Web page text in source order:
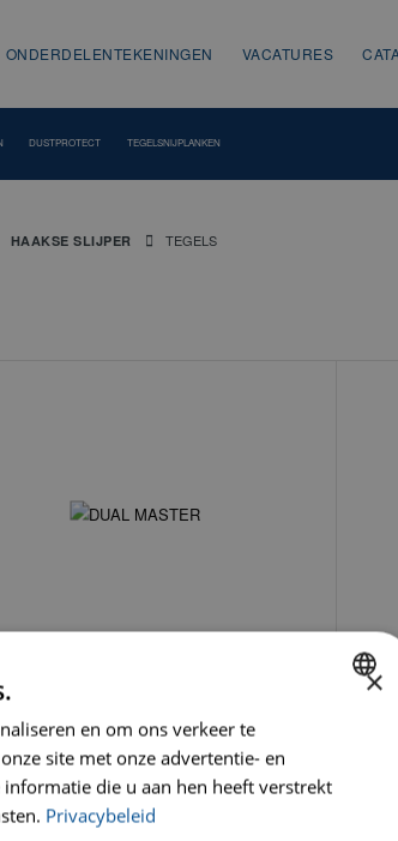
ONDERDELENTEKENINGEN VACATURES
DUSTPROTECT TEGELSNIJPLANKEN
HAAKSE SLIJPER TEGELS
MASTER
×
en om ons verkeer te
site met onze advertentie- en
die u aan hen heeft verstrekt
Privacybeleid